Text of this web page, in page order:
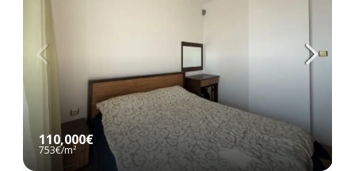
110,000€
753€/m²